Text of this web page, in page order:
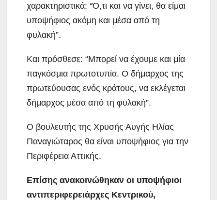
χαρακτηριστικά: “Ό,τι και να γίνει, θα είμαι
υποψήφιος ακόμη και μέσα από τη
φυλακή”.
Και πρόσθεσε: “Μπορεί να έχουμε και μία
παγκόσμια πρωτοτυπία. Ο δήμαρχος της
πρωτεύουσας ενός κράτους, να εκλέγεται
δήμαρχος μέσα από τη φυλακή”.
Ο βουλευτής της Χρυσής Αυγής Ηλίας
Παναγιώταρος θα είναι υποψήφιος για την
Περιφέρεια Αττικής.
Επίσης ανακοινώθηκαν οι υποψήφιοι
αντιπεριφερειάρχες Κεντρικού,